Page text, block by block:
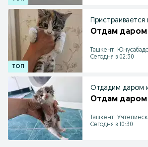
Пристраивается
Отдам даром
Ташкент,
Сегодня в 02:30
Отдадим даром
Отдам даром
Ташкент,
Сегодня в 10:30